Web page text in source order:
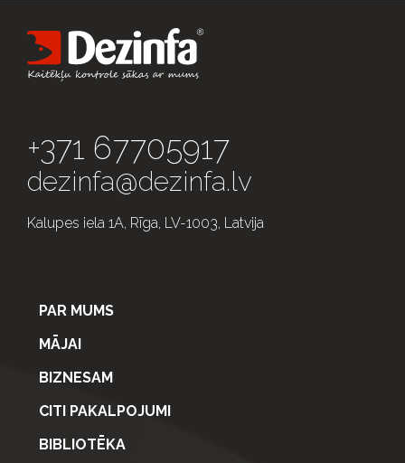
+371 67705917
dezinfa@dezinfa.lv
Kalupes iela 1A, Rīga, LV-1003, Latvija
PAR MUMS
MĀJAI
BIZNESAM
CITI PAKALPOJUMI
BIBLIOTĒKA